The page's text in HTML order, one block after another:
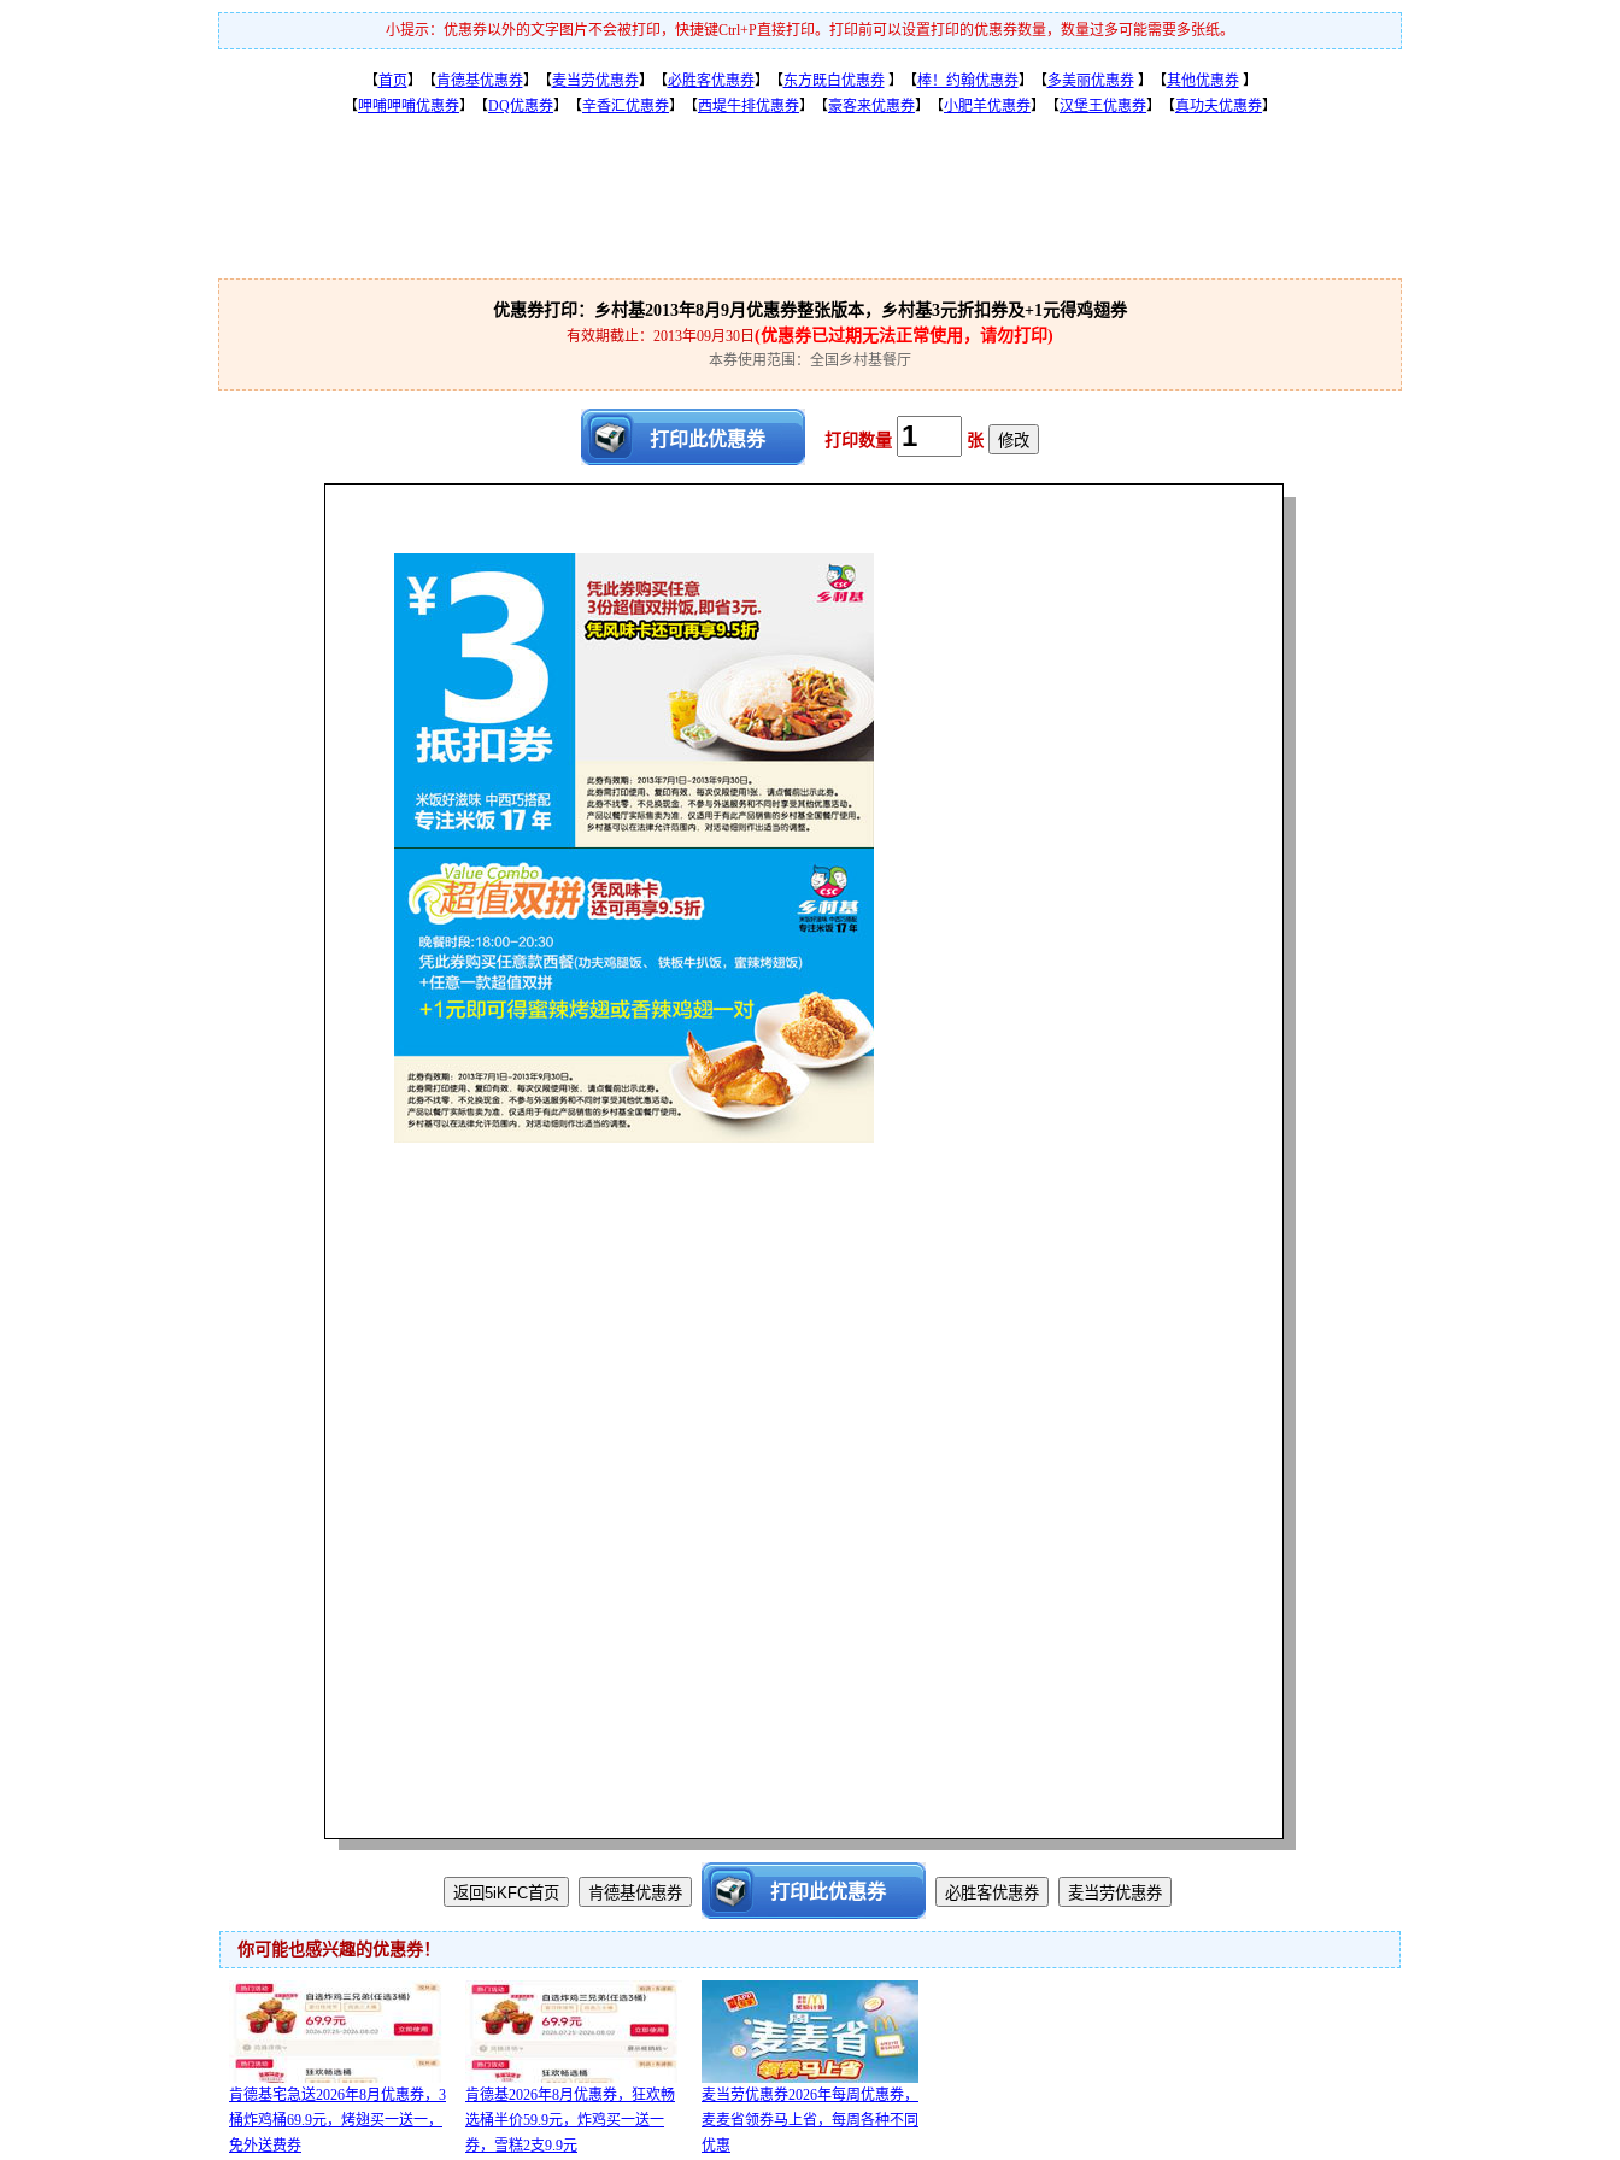
小提示：优惠券以外的文字图片不会被打印，快捷键Ctrl+P直接打印。打印前可以设置打印的优惠券数量，数量过多可能需要多张纸。
【首页】【肯德基优惠券】【麦当劳优惠券】【必胜客优惠券】【东方既白优惠券】【棒！约翰优惠券】【多美丽优惠券】【其他优惠券】
【呷哺呷哺优惠券】【DQ优惠券】【辛香汇优惠券】【西堤牛排优惠券】【豪客来优惠券】【小肥羊优惠券】【汉堡王优惠券】【真功夫优惠券】
优惠券打印：乡村基2013年8月9月优惠券整张版本，乡村基3元折扣券及+1元得鸡翅券
有效期截止：2013年09月30日 (优惠券已过期无法正常使用，请勿打印)
本券使用范围：全国乡村基餐厅
打印数量 张
你可能也感兴趣的优惠券！
肯德基宅急送2026年8月优惠券，3
桶炸鸡桶69.9元，烤翅买一送一，
免外送费券
肯德基2026年8月优惠券，狂欢畅
选桶半价59.9元，炸鸡买一送一
券，雪糕2支9.9元
麦当劳优惠券2026年每周优惠券，
麦麦省领券马上省，每周各种不同
优惠